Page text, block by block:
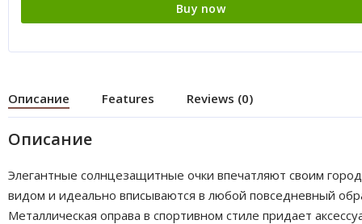
Buy now
Описание Features Reviews (0)
Описание
Элегантные солнцезащитные очки впечатляют своим
видом и идеально вписываются в любой повседневный
Металлическая оправа в спортивном стиле придает